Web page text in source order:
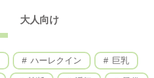
大人向け
ハーレクイン 巨乳